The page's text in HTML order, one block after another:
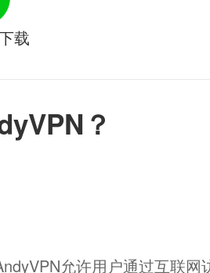
？
允许用户通过互联
载